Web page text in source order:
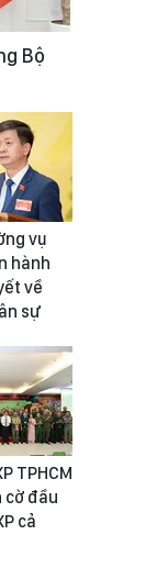
Bộ
vụ
hành
về
sự
TPHCM
cờ đầu
cả